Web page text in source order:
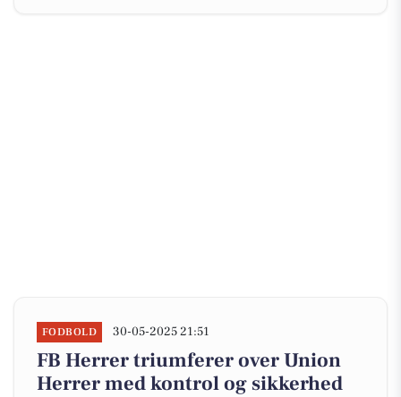
FODBOLD 30-05-2025 21:51
FB Herrer triumferer over Union
Herrer med kontrol og sikkerhed